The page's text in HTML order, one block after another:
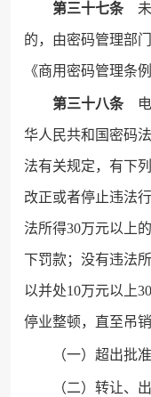
第三十七条未
的，由密码管理部
《商用密码管理条
第三十八条电
华人民共和国密码
法有关规定，有下
改正或者停止违法
法所得30万元以上
下罚款；没有违法
以并处10万元以上
停业整顿，直至吊
（一）超出批
（二）转让、